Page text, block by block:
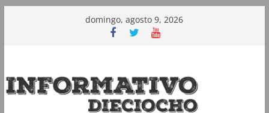
domingo, agosto 9, 2026